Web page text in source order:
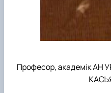
Професор, академік АН